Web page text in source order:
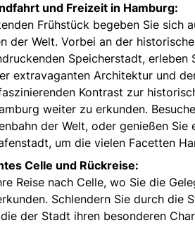
und Freizeit in Hamburg:
Frühstück begeben Sie sich
der Welt. Vorbei an der
Speicherstadt,
extravaganten Architektur und
Kontrast zur
weiter zu erkunden.
der Welt, oder genießen
um die vielen Facetten
Celle und Rückreise:
Reise nach Celle, wo Sie die
Schlendern Sie durch
der Stadt ihren besonderen